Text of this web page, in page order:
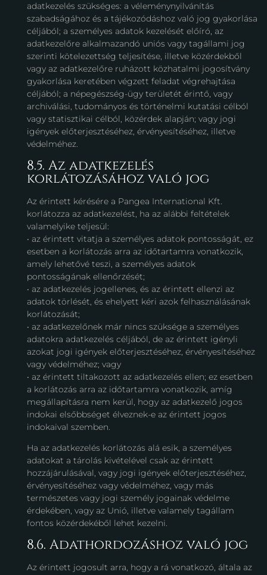
adatkezelés szükséges: a véleménynyilvánítás
szabadságához és a tájékozódáshoz való jog gyakorlása
céljából; a személyes adatok kezelését előíró, az
adatkezelőre alkalmazandó uniós vagy tagállami jog
szerinti kötelezettség teljesítése, illetve közérdekből
vagy az adatkezelőre ruházott közhatalmi jogosítvány
gyakorlása keretében végzett feladat végrehajtása
céljából; a népegészség-ügy területét érintő, vagy
archiválási, tudományos és történelmi kutatási célból
vagy statisztikai célból, közérdek alapján; vagy jogi
igények előterjesztéséhez, érvényesítéséhez, illetve
védelméhez.
8.5. Az adatkezelés
korlátozásához való jog
Az érintett kérésére a Pangea International Kft.
korlátozza az adatkezelést, ha az alábbi feltételek
valamelyike teljesül:
• az érintett vitatja a személyes adatok pontosságát, ez
esetben a korlátozás arra az időtartamra vonatkozik,
amely lehetővé teszi, a személyes adatok
pontosságának ellenőrzését;
• az adatkezelés jogellenes, és az érintett ellenzi az
adatok törlését, és ehelyett kéri azok felhasználásának
korlátozását;
• az adatkezelőnek már nincs szüksége a személyes
adatokra adatkezelés céljából, de az érintett igényli
azokat jogi igények előterjesztéséhez, érvényesítéséhez
vagy védelméhez; vagy
• az érintett tiltakozott az adatkezelés ellen; ez esetben
a korlátozás arra az időtartamra vonatkozik, amíg
megállapításra nem kerül, hogy az adatkezelő jogos
indokai elsőbbséget élveznek-e az érintett jogos
indokaival szemben.
Ha az adatkezelés korlátozás alá esik, a személyes
adatokat a tárolás kivételével csak az érintett
hozzájárulásával, vagy jogi igények előterjesztéséhez,
érvényesítéséhez vagy védelméhez, vagy más
természetes vagy jogi személy jogainak védelme
érdekében, vagy az Unió, illetve valamely tagállam
fontos közérdekéből lehet kezelni.
8.6. Adathordozáshoz való jog
Az érintett jogosult arra, hogy a rá vonatkozó, általa az